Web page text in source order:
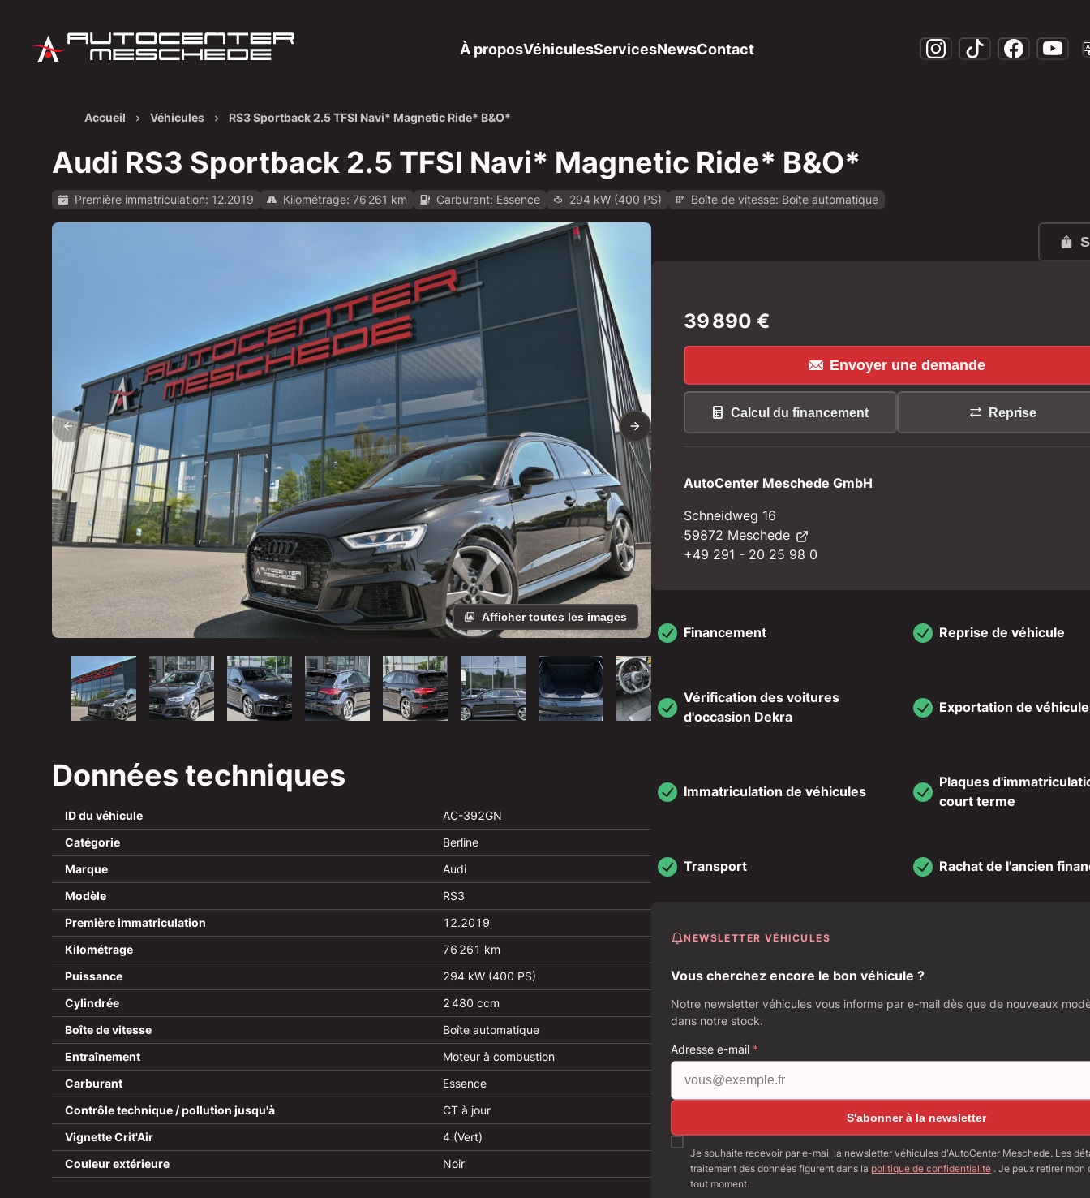
À proposVéhiculesServicesNewsContact
Accueil Véhicules RS3 Sportback 2.5 TFSI Navi* Magnetic Ride* B&O*
Audi RS3 Sportback 2.5 TFSI Navi* Magnetic Ride* B&O*
Première immatriculation: 12.2019 Kilométrage: 76 261 km Carburant: Essence 294 kW (400 PS) Boîte de vitesse: Boîte automatique
Afficher toutes les images: https://img.classistatic.de/api/v1/mo-prod/images/37/37260768-7af3-42af-9a66-f1fb68a54f6d?rule=mo-1600.jpg
Afficher toutes les images
Données techniques
ID du véhicule
AC-392GN
Catégorie
Berline
Marque
Audi
Modèle
RS3
Première immatriculation
12.2019
Kilométrage
76 261 km
Puissance
294 kW (400 PS)
Cylindrée
2 480 ccm
Boîte de vitesse
Boîte automatique
Entraînement
Moteur à combustion
Carburant
Essence
Contrôle technique / pollution jusqu'à
CT à jour
Vignette Crit'Air
4 (Vert)
Couleur extérieure
Noir
39 890 €
Envoyer une demande
Calcul du financement Reprise
AutoCenter Meschede GmbH
Schneidweg 16
59872 Meschede
+49 291 - 20 25 98 0
Financement Reprise de véhicule
Vérification des voitures
d'occasion Dekra
Exportation de
Immatriculation de véhicules
Plaques
court terme
Transport Rachat de l'ancien
NEWSLETTER VÉHICULES
Vous cherchez encore le bon véhicule ?
Notre newsletter véhicules vous informe par e-mail dès que de nouveaux
dans notre stock.
Adresse e-mail *
S'abonner à la newsletter
Je souhaite recevoir par e-mail la newsletter véhicules d'AutoCenter Meschede. Les
traitement des données figurent dans la politique de confidentialité . Je peux retirer mon
tout moment.